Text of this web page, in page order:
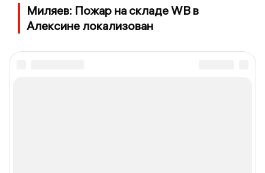
Миляев: Пожар на складе WB в
Алексине локализован